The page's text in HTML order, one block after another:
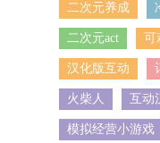
得灵活躲避敌人的攻
二次元养成
二次元act 可
汉化版互动
火柴人 互动
模拟经营小游戏